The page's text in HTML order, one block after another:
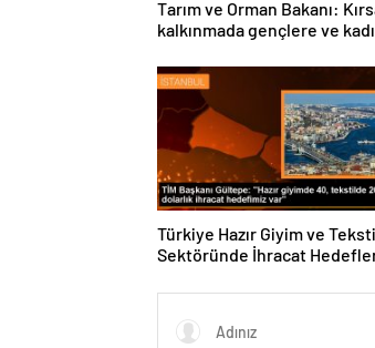
Tarım ve Orman Bakanı:
kalkınmada gençlere ve
Türkiye Hazır Giyim ve
Sektöründe İhracat